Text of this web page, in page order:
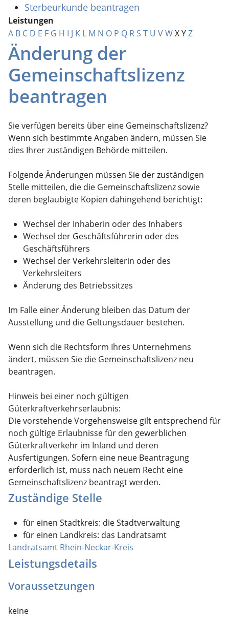
Sterbeurkunde beantragen
Leistungen
A B C D E F G H I J K L M N O P Q R S T U VWXYZ
Änderung der
Gemeinschaftslizenz
beantragen
Sie verfügen bereits über eine Gemeinschaftslizenz?
Wenn sich bestimmte Angaben ändern, müssen Sie
dies Ihrer zuständigen Behörde mitteilen.
Folgende Änderungen müssen Sie der zuständigen
Stelle mitteilen, die die Gemeinschaftslizenz sowie
deren beglaubigte Kopien dahingehend berichtigt:
Wechsel der Inhaberin oder des Inhabers
Wechsel der Geschäftsführerin oder des
Geschäftsführers
Wechsel der Verkehrsleiterin oder des
Verkehrsleiters
Änderung des Betriebssitzes
Im Falle einer Änderung bleiben das Datum der
Ausstellung und die Geltungsdauer bestehen.
Wenn sich die Rechtsform Ihres Unternehmens
ändert, müssen Sie die Gemeinschaftslizenz neu
beantragen.
Hinweis bei einer noch gültigen
Güterkraftverkehrserlaubnis:
Die vorstehende Vorgehensweise gilt entsprechend für
noch gültige Erlaubnisse für den gewerblichen
Güterkraftverkehr im Inland und deren
Ausfertigungen. Sofern eine neue Beantragung
erforderlich ist, muss nach neuem Recht eine
Gemeinschaftslizenz beantragt werden.
Zuständige Stelle
für einen Stadtkreis: die Stadtverwaltung
für einen Landkreis: das Landratsamt
Landratsamt Rhein-Neckar-Kreis
Leistungsdetails
Voraussetzungen
keine